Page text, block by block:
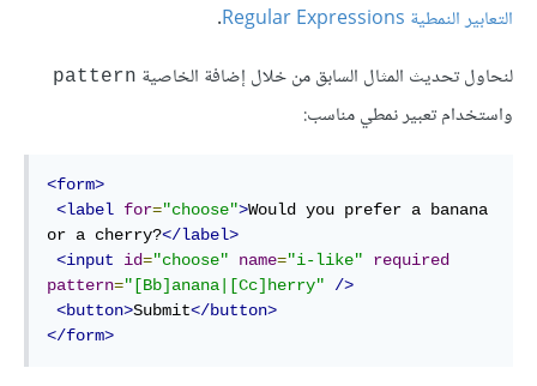
التعابير النمطية Regular Expressions
.
لنحاول تحديث المثال السابق من خلال إضافة الخاصية pattern
واستخدام تعبير نمطي مناسب:
<form>
<label for="choose">Would you prefer a banana
or a cherry?</label>
<input
id="choose" name="i-like"
required
pattern="[Bb]anana|[Cc]herry"
/>
<button>Submit</button>
</form>